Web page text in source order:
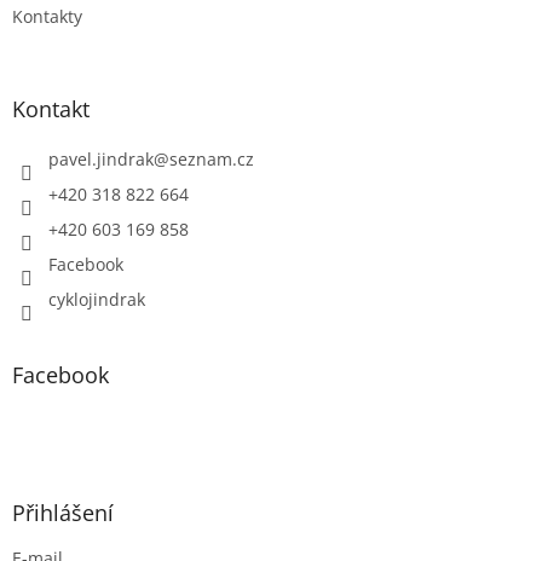
Kontakty
Kontakt
pavel.jindrak@seznam.cz
+420 318 822 664
+420 603 169 858
Facebook
cyklojindrak
Facebook
Přihlášení